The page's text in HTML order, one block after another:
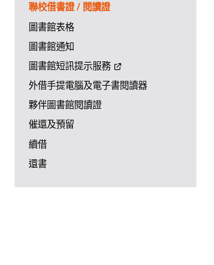
聯校借書證 / 閱讀證
圖書館表格
圖書館通知
圖書館短訊提示服務
外借手提電腦及電子書閱讀器
夥伴圖書館閱讀證
催還及預留
續借
還書